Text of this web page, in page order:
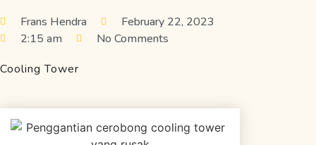
Frans Hendra
February 22, 2023
2:15 am
No Comments
Cooling Tower